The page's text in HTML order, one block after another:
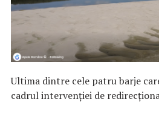
Ultima dintre cele patru barje
cadrul intervenţiei de